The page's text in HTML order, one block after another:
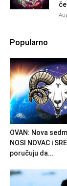
Popularno
OVAN: Nova
NOSI NOVAC i
poručuju da...